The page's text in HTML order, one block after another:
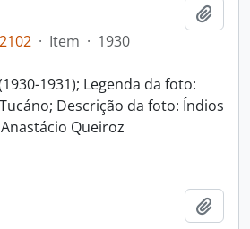
· Item · 1930
1931); Legenda da foto:
Descrição da foto: Índios
Queiroz